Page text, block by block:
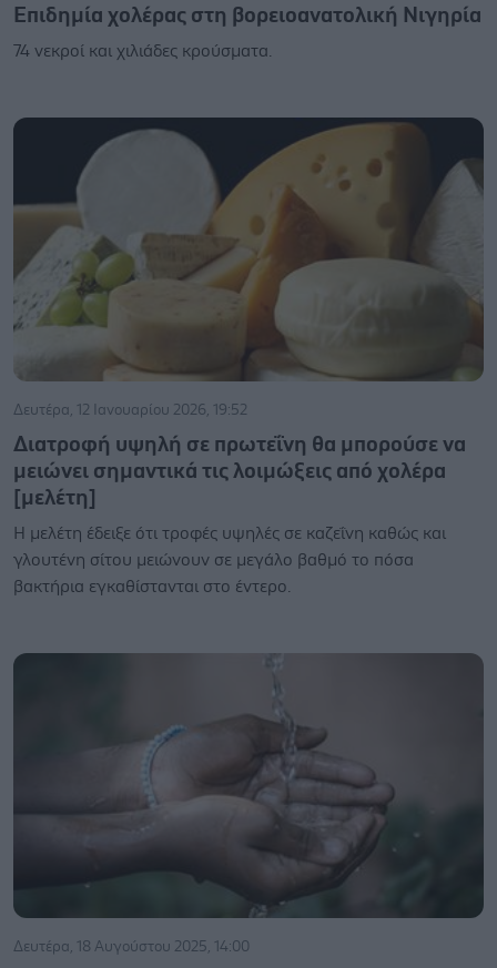
Επιδημία χολέρας στη βορειοανατολική Νιγηρία
74 νεκροί και χιλιάδες κρούσματα.
Δευτέρα, 12 Ιανουαρίου 2026, 19:52
Διατροφή υψηλή σε πρωτεΐνη θα μπορούσε να
μειώνει σημαντικά τις λοιμώξεις από χολέρα
[μελέτη]
Η μελέτη έδειξε ότι τροφές υψηλές σε καζεΐνη καθώς και
γλουτένη σίτου μειώνουν σε μεγάλο βαθμό το πόσα
βακτήρια εγκαθίστανται στο έντερο.
Δευτέρα, 18 Αυγούστου 2025, 14:00